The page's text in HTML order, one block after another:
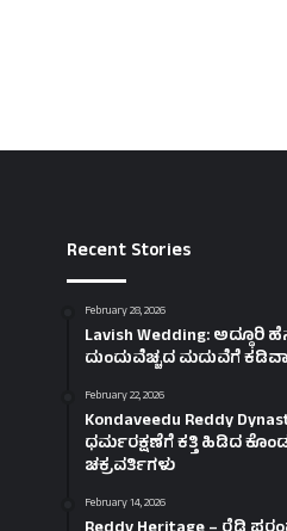
Recent Stories
February 28, 2026
Lavish Wedding: ಅದ್ಧೂರಿ
ದುಂದುವೆಚ್ಚದ ಮದುವೆಗೆ
February 22, 2026
Kondaveedu Reddy
ಧರ್ಮರಕ್ಷಣೆಗೆ ಕತ್ತಿ ಹಿಡಿದ
ಚಕ್ರವರ್ತಿಗಳು
February 14, 2026